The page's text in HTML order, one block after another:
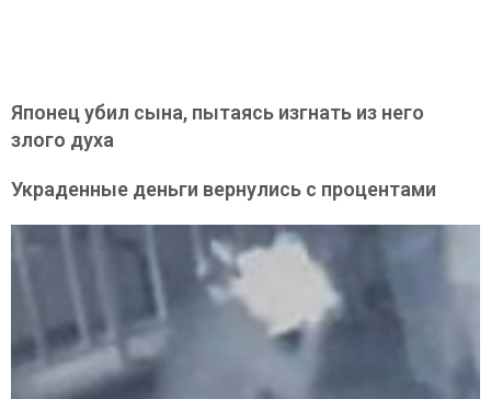
Японец убил сына, пытаясь изгнать из него
злого духа
Украденные деньги вернулись с процентами